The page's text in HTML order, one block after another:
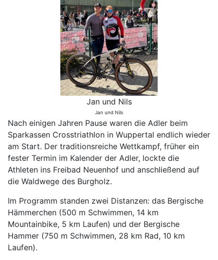
Jan und Nils
Jan und Nils
Nach einigen Jahren Pause waren die Adler beim
Sparkassen Crosstriathlon in Wuppertal endlich wieder
am Start. Der traditionsreiche Wettkampf, früher ein
fester Termin im Kalender der Adler, lockte die
Athleten ins Freibad Neuenhof und anschließend auf
die Waldwege des Burgholz.
Im Programm standen zwei Distanzen: das Bergische
Hämmerchen (500 m Schwimmen, 14 km
Mountainbike, 5 km Laufen) und der Bergische
Hammer (750 m Schwimmen, 28 km Rad, 10 km
Laufen).